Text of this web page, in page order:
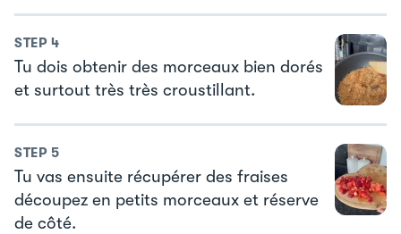
STEP 4
Tu dois obtenir des morceaux bien dorés
et surtout très très croustillant.
STEP 5
Tu vas ensuite récupérer des fraises
découpez en petits morceaux et réserve
de côté.